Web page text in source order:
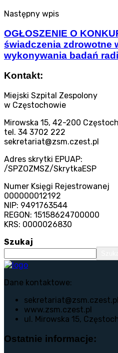
Następny wpis
OGŁOSZENIE O
świadczenia zdrowotne
wykonywania badań
Kontakt:
Miejski Szpital Zespolony
w Częstochowie
Mirowska 15, 42-200
tel. 34 3702 222
sekretariat@zsm.czest.pl
Adres skrytki EPUAP:
/SPZOZMSZ/SkrytkaESP
Numer Księgi Rejestrowanej
000000012192
NIP: 9491763544
REGON: 15158624700000
KRS: 0000026830
Szukaj
Dane kontaktowe:
sekretariat@zsm.czest.pl
www.zsm.czest.pl
ul. Mirowska 15,
Ostatnie informacje: